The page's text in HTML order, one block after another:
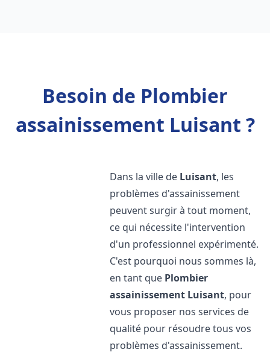
Besoin de Plombier
assainissement Luisant ?
Dans la ville de Luisant, les
problèmes d'assainissement
peuvent surgir à tout moment,
ce qui nécessite l'intervention
d'un professionnel expérimenté.
C'est pourquoi nous sommes là,
en tant que Plombier
assainissement Luisant, pour
vous proposer nos services de
qualité pour résoudre tous vos
problèmes d'assainissement.